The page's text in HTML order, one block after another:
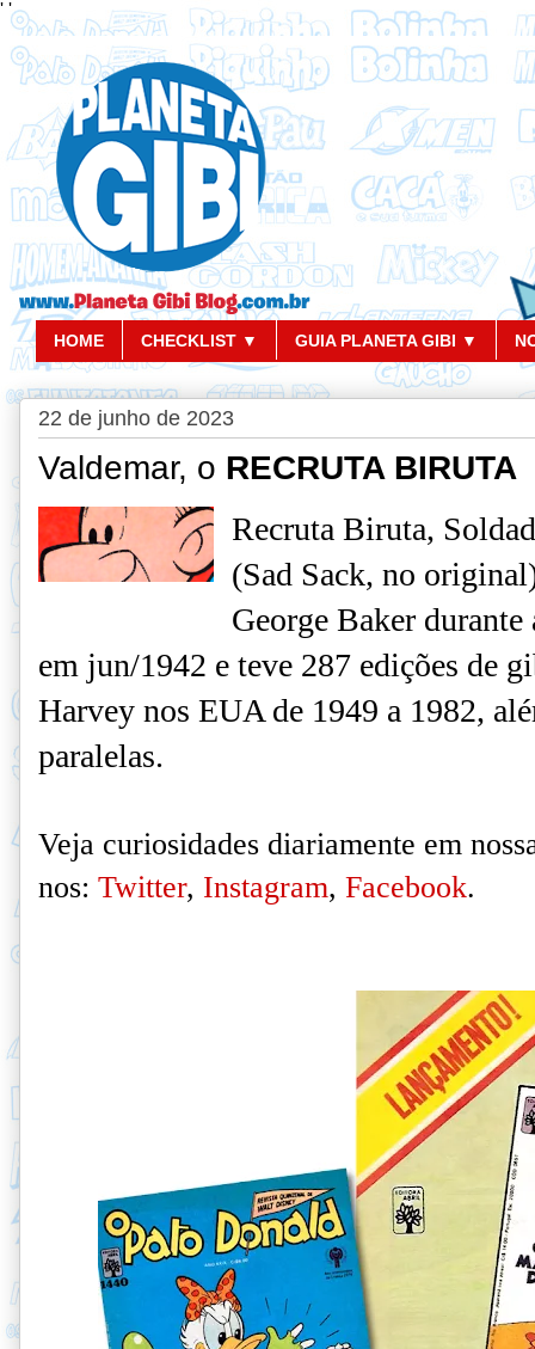
' '
HOME CHECKLIST ▼ GUIA PLANETA GIBI ▼
22 de junho de 2023
Valdemar, o RECRUTA BIRUTA
Recruta Biruta,
(Sad Sack, no
George Baker
em jun/1942 e teve 287 edições de
Harvey nos EUA de 1949 a 1982,
paralelas.
Veja curiosidades diariamente em
nos: Twitter, Instagram, Facebook.